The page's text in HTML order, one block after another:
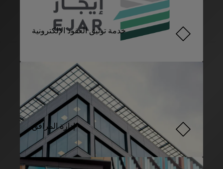
خدمة توثيق العقود الإلكترونية
إدارة المرافق